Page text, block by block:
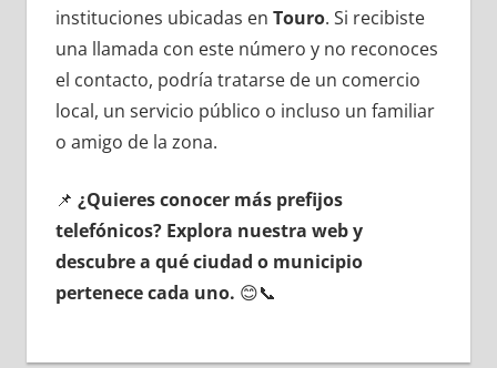
instituciones ubicadas en Touro. Si recibiste
una llamada сοn еstе número у no reconoces
el contacto, podría tratarse dе un comercio
local, un servicio público ο incluso un familiar
ο amigo dе la zona.
📌 ¿Quieres conocer mа́s prefijos
telefónicos? Explora nuestra web у
descubre а qué ciudad ο municipio
pertenece cada uno. 😊📞